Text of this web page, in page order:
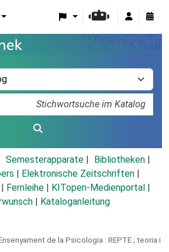
Semesterapparate
Bibliotheken
Elektronische Zeitschriften
Fernleihe KITopen-Medienportal
Kataloganleitung
de la Psicologia : REPTE ; teoria i